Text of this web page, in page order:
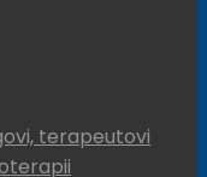
terapeutovi